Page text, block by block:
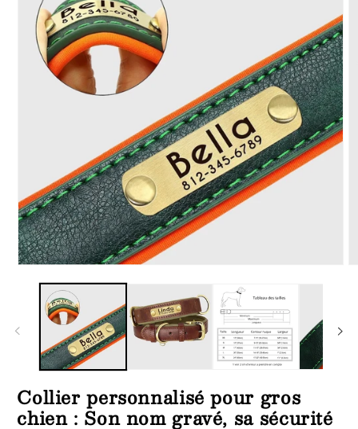
une
modale
Collier personnalisé pour gros
chien : Son nom gravé, sa sécurité